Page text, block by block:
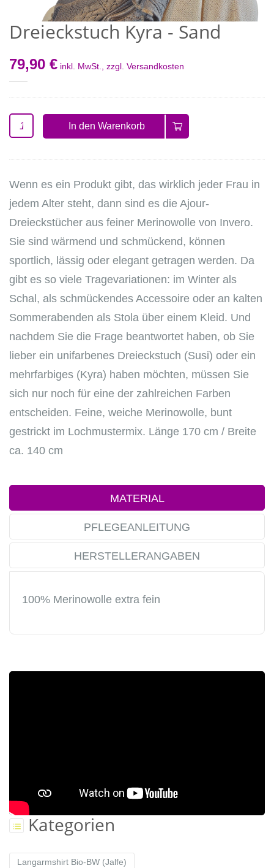
Dreieckstuch Kyra - Sand
79,90 € inkl. MwSt., zzgl. Versandkosten
In den Warenkorb
Wenn es ein Produkt gibt, das wirklich jeder Frau in
jedem Alter steht, dann sind es die Ajour-
Dreieckstücher aus feiner Merinowolle von Invero.
Sie sind wärmend und schmückend, können
sportlich, lässig oder elegant getragen werden. Da
gibt es so viele Tragevariationen: im Winter als
Schal, als schmückendes Accessoire oder an kalten
Sommerabenden als Stola über einem Kleid. Und
nachdem Sie die Frage beantwortet haben, ob Sie
lieber ein unifarbenes Dreieckstuch (Susi) oder ein
mehrfarbiges (Kyra) haben möchten, müssen Sie
sich nur noch für eine der zahlreichen Farben
entscheiden. Feine, weiche Merinowolle, bunt
gestrickt im Lochmustermix. Länge 170 cm / Breite
ca. 140 cm
MATERIAL
PFLEGEANLEITUNG
HERSTELLERANGABEN
100% Merinowolle extra fein
Kategorien
Langarmshirt Bio-BW (Jalfe)